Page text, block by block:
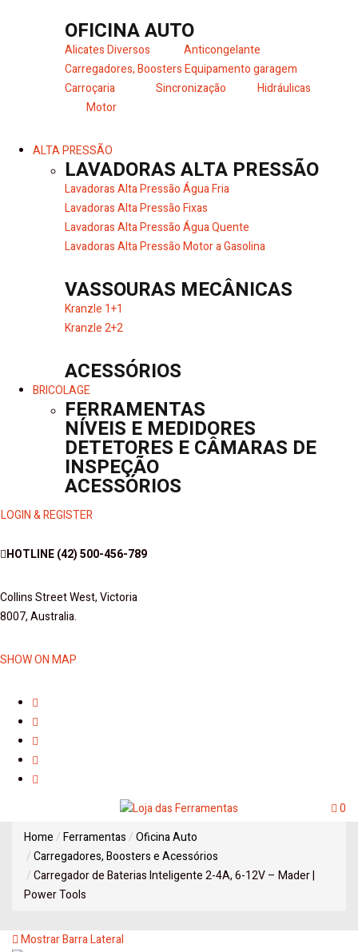
OFICINA AUTO
Alicates Diversos
Anticongelante
Carregadores, BoostersEquipamento garagem
Carroçaria
Sincronização
Hidráulicas
Motor
ALTA PRESSÃO
LAVADORAS ALTA PRESSÃO
Lavadoras Alta Pressão Água Fria
Lavadoras Alta Pressão Fixas
Lavadoras Alta Pressão Água Quente
Lavadoras Alta Pressão Motor a Gasolina
VASSOURAS MECÂNICAS
Kranzle 1+1
Kranzle 2+2
ACESSÓRIOS
BRICOLAGE
FERRAMENTAS
NÍVEIS E MEDIDORES
DETETORES E CÂMARAS DE
INSPEÇÃO
ACESSÓRIOS
LOGIN & REGISTER
HOTLINE(42) 500-456-789
Collins Street West, Victoria
8007, Australia.
SHOW ON MAP
0
Home
Ferramentas
Oficina Auto
Carregadores, Boosters e Acessórios
Carregador de Baterias Inteligente 2-4A, 6-12V – Mader |
Power Tools
Mostrar Barra Lateral